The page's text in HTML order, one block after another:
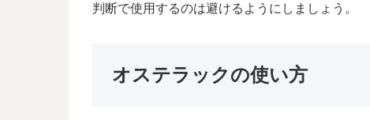
判断で使用するのは避けるようにしましょう。
オステラックの使い方